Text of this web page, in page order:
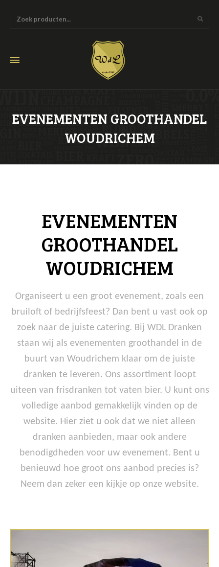
EVENEMENTEN GROOTHANDEL
WOUDRICHEM
EVENEMENTEN
GROOTHANDEL
WOUDRICHEM
Organiseert u een groot evenement, zoals een
bruiloft of bedrijfsfeest? Dan bent u vast ook op
zoek naar de juiste catering. Bij WDL Dranken
staan wij als evenementen groothandel in de
buurt van Woudrichem klaar om de juiste
dranken te leveren. Ons assortiment loopt
uiteen van frisdranken tot vaten bier. U kunt ons
volledige aanbod gemakkelijk vinden op de
website. Hier ziet u ook dat we niet alleen
dranken aanbieden, maar ook andere
benodigdheden voor uw evenement. Bent u
benieuwd hoe groot ons aanbod precies is?
Neem dan zeker een kijkje op onze website.